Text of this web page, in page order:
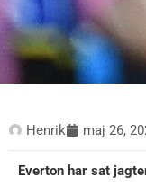
Henrik maj 26,
Everton har sat